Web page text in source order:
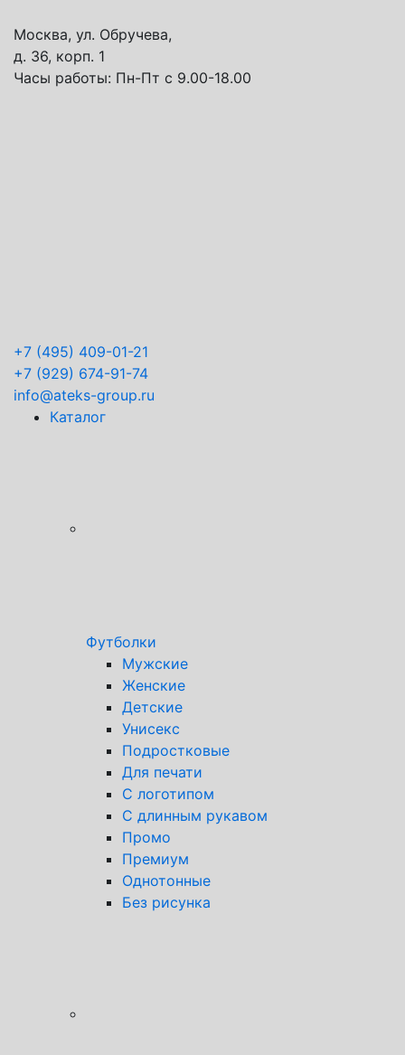
Москва, ул. Обручева,
д. 36, корп. 1
Часы работы: Пн-Пт с 9.00-18.00
+7 (495) 409-01-21
+7 (929) 674-91-74
info@ateks-group.ru
Каталог
Футболки
Мужские
Женские
Детские
Унисекс
Подростковые
Для печати
С логотипом
С длинным рукавом
Промо
Премиум
Однотонные
Без рисунка